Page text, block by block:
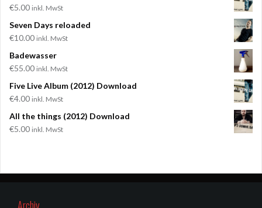
€5.00 inkl. MwSt
Seven Days reloaded
€10.00 inkl. MwSt
Badewasser
€55.00 inkl. MwSt
Five Live Album (2012) Download
€4.00 inkl. MwSt
All the things (2012) Download
€5.00 inkl. MwSt
Archiv